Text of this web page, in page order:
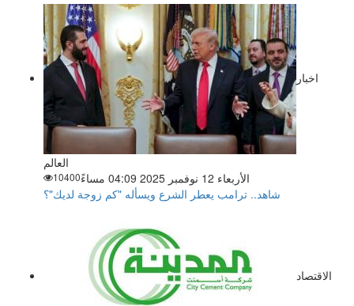
اخبار
العالم
الأربعاء 12 نوفمبر 2025 04:09 مساءً
10400
شاهد.. ترامب يعطر الشرع ويسأله "كم زوجة لديك"؟
الاقتصاد